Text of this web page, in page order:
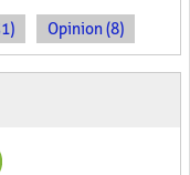
Opinion (8)